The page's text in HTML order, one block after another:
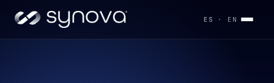
ES · EN